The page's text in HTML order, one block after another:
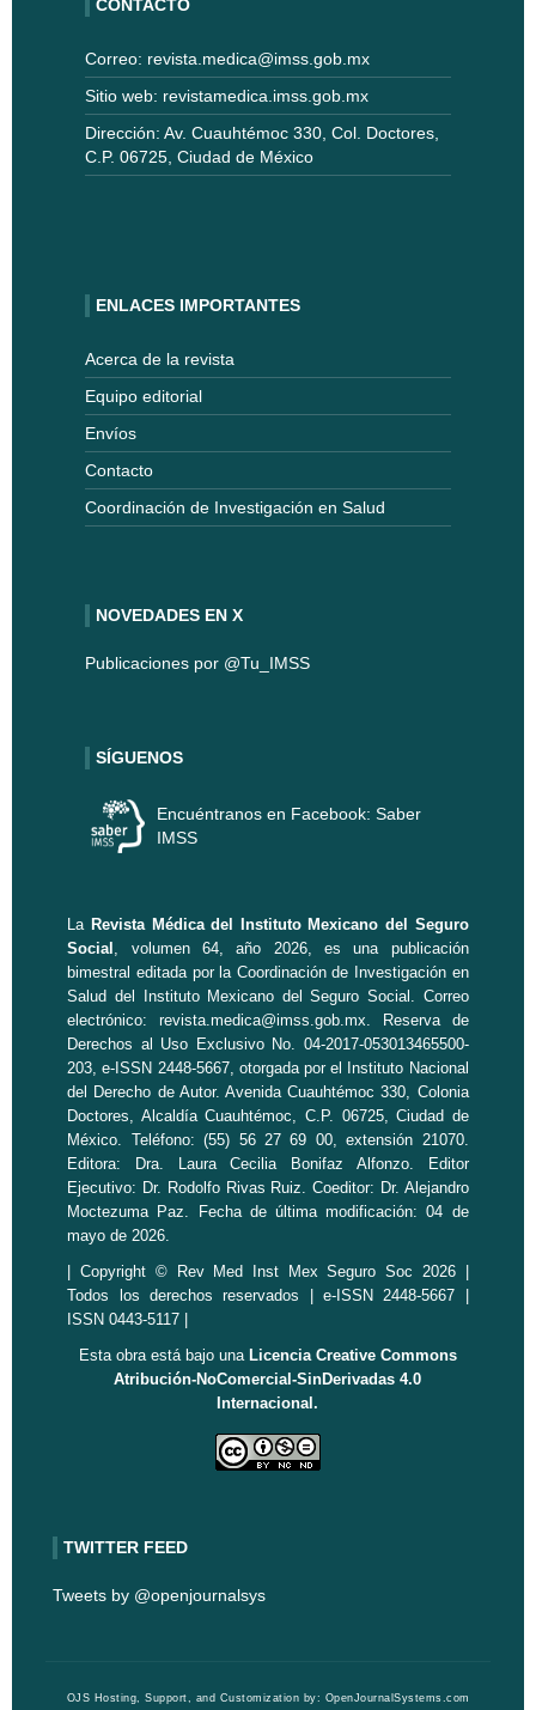
CONTACTO
Correo: revista.medica@imss.gob.mx
Sitio web: revistamedica.imss.gob.mx
Dirección: Av. Cuauhtémoc 330, Col. Doctores,
C.P. 06725, Ciudad de México
ENLACES IMPORTANTES
Acerca de la revista
Equipo editorial
Envíos
Contacto
Coordinación de Investigación en Salud
NOVEDADES EN X
Publicaciones por @Tu_IMSS
SÍGUENOS
Encuéntranos en Facebook: Saber
IMSS
La Revista Médica del Instituto Mexicano del Seguro
Social
, volumen 64, año 2026, es una publicación
bimestral editada por la Coordinación de Investigación en
Salud del Instituto Mexicano del Seguro Social. Correo
electrónico:revista.medica@imss.gob.mx . Reserva de
Derechos al Uso Exclusivo No. 04-2017-053013465500-
203, e-ISSN 2448-5667, otorgada por el Instituto Nacional
del Derecho de Autor. Avenida Cuauhtémoc 330, Colonia
Doctores, Alcaldía Cuauhtémoc, C.P. 06725, Ciudad de
México. Teléfono: (55) 56 27 69 00, extensión 21070.
Editora: Dra. Laura Cecilia Bonifaz Alfonzo. Editor
Ejecutivo: Dr. Rodolfo Rivas Ruiz. Coeditor: Dr. Alejandro
Moctezuma Paz. Fecha de última modificación: 04 de
mayo de 2026.
| Copyright © Rev Med Inst Mex Seguro Soc 2026 |
Todos los derechos reservados | e-ISSN 2448-5667 |
ISSN 0443-5117 |
Esta obra está bajo una Licencia Creative Commons
Atribución-NoComercial-SinDerivadas 4.0
Internacional.
TWITTER FEED
Tweets by @openjournalsys
OJS Hosting, Support, and Customization by: OpenJournalSystems.com